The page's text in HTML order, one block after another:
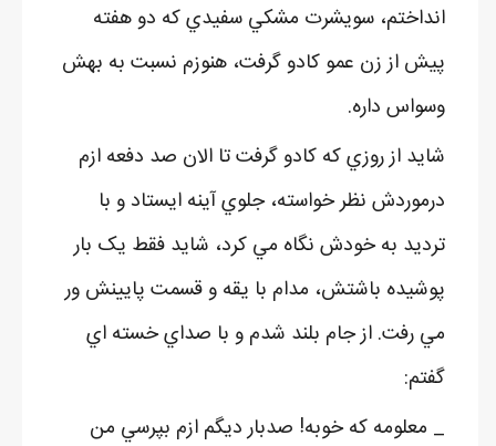
انداختم، سويشرت مشکي سفيدي که دو هفته
پيش از زن عمو کادو گرفت، هنوزم نسبت به بهش
وسواس داره.
شايد از روزي که کادو گرفت تا الان صد دفعه ازم
درموردش نظر خواسته، جلوي آينه ايستاد و با
ترديد به خودش نگاه مي کرد، شايد فقط يک بار
پوشيده باشتش، مدام با يقه و قسمت پايينش ور
مي رفت. از جام بلند شدم و با صداي خسته اي
گفتم:
_ معلومه که خوبه! صدبار ديگم ازم بپرسي من